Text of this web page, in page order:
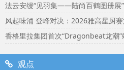
法云安缦“见羽集——陆尚百鹤图册展
风起味涌 登峰对决：2026雅高星厨
香格里拉集团首次“Dragonbeat龙潮
观点